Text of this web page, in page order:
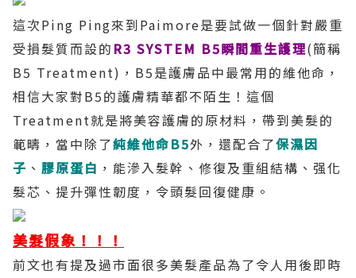
這次Ping Ping來到Paimore是要試做一個針對嚴重
受損髮質而設的 R3 SYSTEM B5瞬間重生護理(簡稱
B5 Treatment) ， B5是護膚品中最常用的維他命，
相信大家對B5的護膚精華都不陌生！這個
Treatment就是將美容護膚的原材料，帶到美髮的
範疇，當中除了純維他命B5外，還配合了保濕因
子 、 膠原蛋白 ，能滲入髮幹、修復及重組結構、强化
髮芯、提升彈性韌度，令頭髮回復健康。
美髮假象！！！
前文也有提及過市面很多美髮產品為了令人用後即時